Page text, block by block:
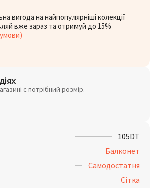
вигода на найпопулярніші колекції
вже зараз та отримуй до 15%
є потрібний розмір.
105DT
Балконет
Самодостатня
Сітка